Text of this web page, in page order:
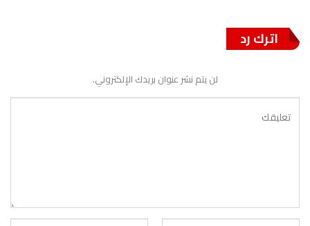
اترك رد
لن يتم نشر عنوان بريدك الإلكتروني.